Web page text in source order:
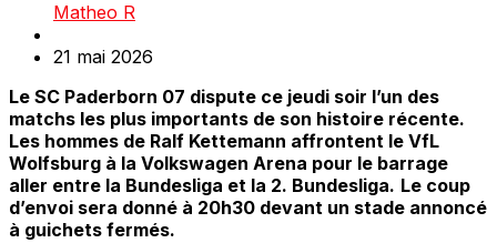
Matheo R
21 mai 2026
Le SC Paderborn 07 dispute ce jeudi soir l’un des
matchs les plus importants de son histoire récente.
Les hommes de Ralf Kettemann affrontent le VfL
Wolfsburg à la Volkswagen Arena pour le barrage
aller entre la Bundesliga et la 2. Bundesliga. Le coup
d’envoi sera donné à 20h30 devant un stade annoncé
à guichets fermés.